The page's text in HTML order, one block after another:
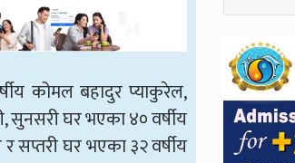
कोमल बहादुर प्याकुरेल,
सुनसरी घर भएका ४० वर्षीय
सप्तरी घर भएका ३२ वर्षीय